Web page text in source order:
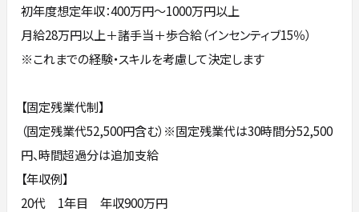
初年度想定年収：400万円〜1000万円以上
月給28万円以上＋諸手当＋歩合給（インセンティブ15％）
※これまでの経験・スキルを考慮して決定します
【固定残業代制】
（固定残業代52,500円含む）※固定残業代は30時間分52,500
円、時間超過分は追加支給
【年収例】
20代 1年目 年収900万円